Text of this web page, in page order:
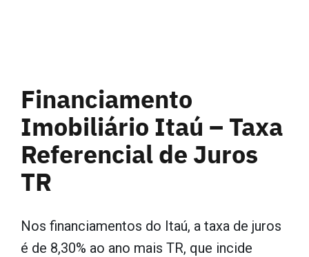
Financiamento
Imobiliário Itaú – Taxa
Referencial de Juros
TR
Nos financiamentos do Itaú, a taxa de juros
é de 8,30% ao ano mais TR, que incide